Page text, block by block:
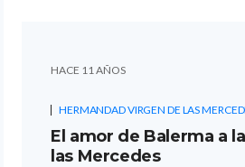
HACE 11 AÑOS
HERMANDAD VIRGEN DE LAS
El amor de Balerma a
las Mercedes